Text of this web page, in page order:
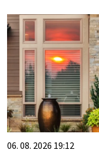
06. 08. 2026 19:12